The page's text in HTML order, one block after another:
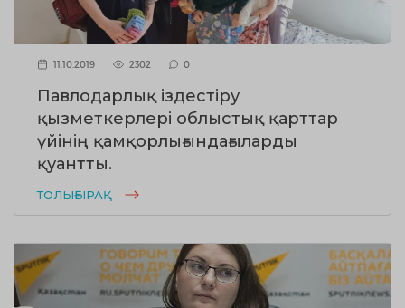
11.10.2019 2302 0
Павлодарлық іздестіру
қызметкерлері облыстық қарттар
үйінің қамқорлығындағыларды
қуантты.
ТОЛЫҒЫРАҚ